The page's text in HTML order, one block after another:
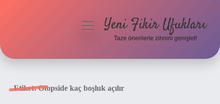
menüyüYeni Fikir Ufukları
Taze önerilerle zihnini genişlet!
Etiket:Otopside kaç boşluk açılır